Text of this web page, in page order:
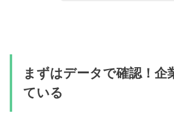
まずはデータで確認！企
ている